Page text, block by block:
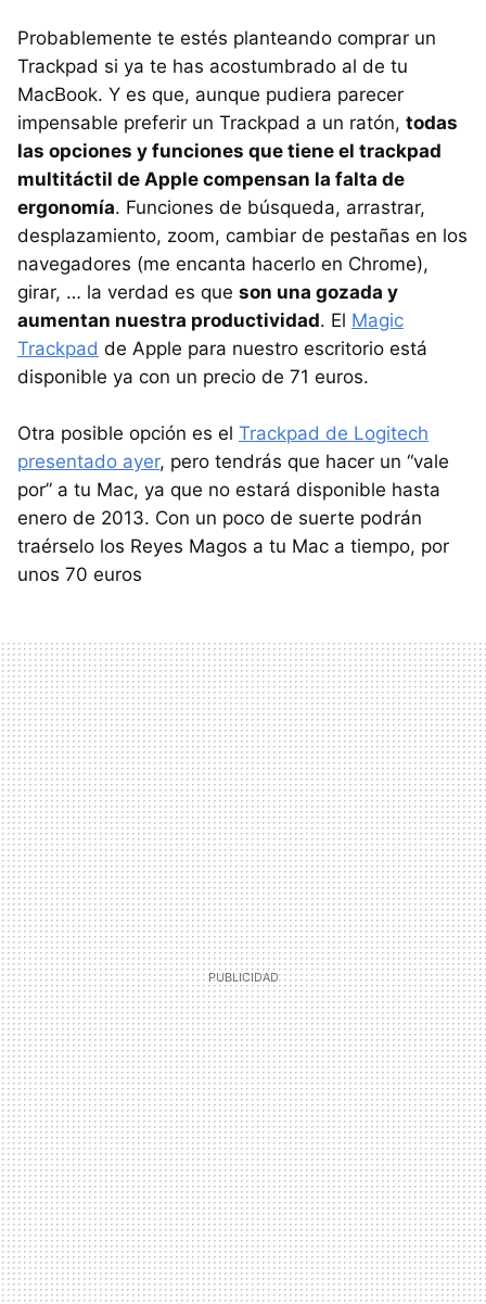
Probablemente te estés planteando comprar un
Trackpad si ya te has acostumbrado al de tu
MacBook. Y es que, aunque pudiera parecer
impensable preferir un Trackpad a un ratón, todas
las opciones y funciones que tiene el trackpad
multitáctil de Apple compensan la falta de
ergonomía. Funciones de búsqueda, arrastrar,
desplazamiento, zoom, cambiar de pestañas en los
navegadores (me encanta hacerlo en Chrome),
girar, … la verdad es que son una gozada y
aumentan nuestra productividad. El Magic
Trackpad de Apple para nuestro escritorio está
disponible ya con un precio de 71 euros.
Otra posible opción es el Trackpad de Logitech
presentado ayer, pero tendrás que hacer un “vale
por” a tu Mac, ya que no estará disponible hasta
enero de 2013. Con un poco de suerte podrán
traérselo los Reyes Magos a tu Mac a tiempo, por
unos 70 euros